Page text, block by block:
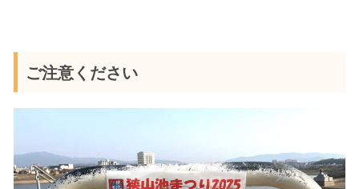
ご注意ください